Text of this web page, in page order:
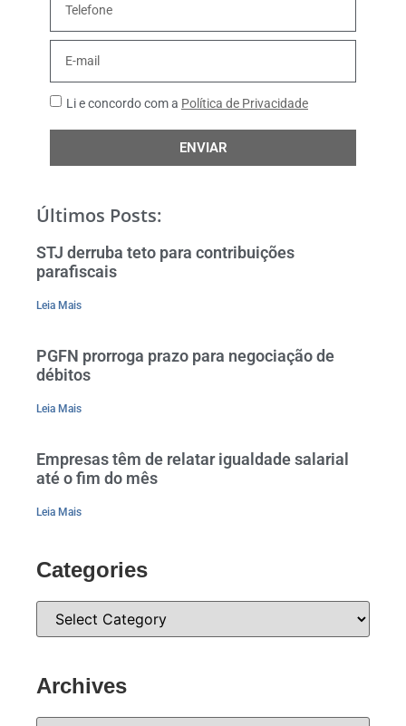
Li e concordo com a Política de Privacidade
ENVIAR
Últimos Posts:
STJ derruba teto para contribuições
parafiscais
Leia Mais
PGFN prorroga prazo para negociação de
débitos
Leia Mais
Empresas têm de relatar igualdade salarial
até o fim do mês
Leia Mais
Categories
Archives